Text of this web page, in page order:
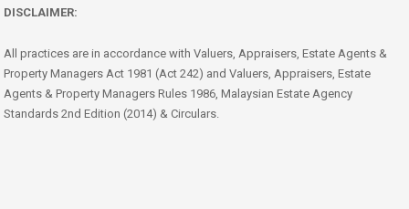
DISCLAIMER:
All practices are in accordance with Valuers, Appraisers, Estate Agents &
Property Managers Act 1981 (Act 242) and Valuers, Appraisers, Estate
Agents & Property Managers Rules 1986, Malaysian Estate Agency
Standards 2nd Edition (2014) & Circulars.